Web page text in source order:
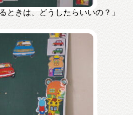
ときは、どうしたらいいの？」